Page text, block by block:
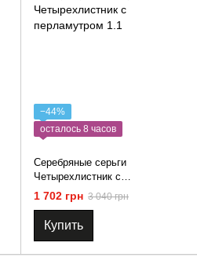
−44%
осталось 8 часов
Серебряные серьги
Четырехлистник с
перламутром 1.1
1 702 грн 3 040 грн
Купить